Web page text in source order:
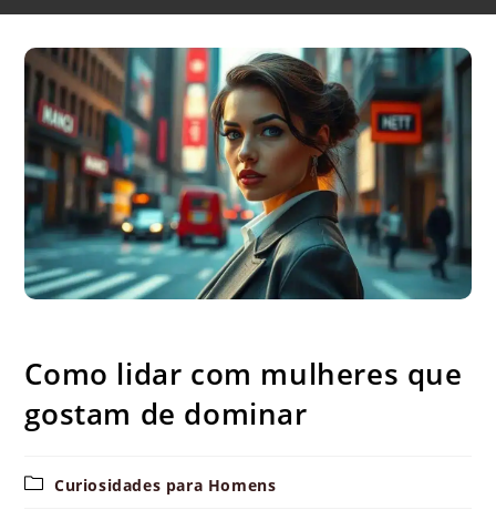
Como lidar com mulheres que
gostam de dominar
Categoria
Curiosidades para Homens